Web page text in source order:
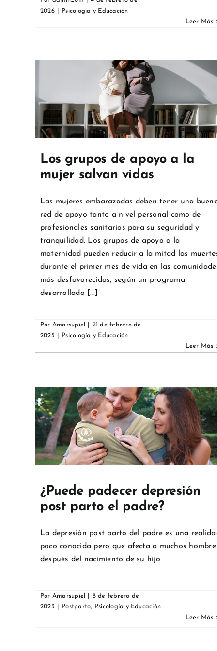
2026
Psicología y Educación
Los grupos de apoyo a la
mujer salvan vidas
Las mujeres embarazadas deben tener una
red de apoyo tanto a nivel personal como de
profesionales sanitarios para su seguridad y
tranquilidad. Los grupos de apoyo a la
maternidad pueden reducir a la mitad las
durante el primer mes de vida en las
más desfavorecidas, según un programa
desarrollado [...]
Por Amarsupiel
21 de febrero de
2025
Psicología y Educación
Cómo detectar la depresión
infantil
Crianza Psicología y Educación
¿Puede padecer depresión
post parto el padre?
La depresión post parto del padre es una
poco conocida pero que afecta a muchos
después del nacimiento de su hijo
Por Amarsupiel
8 de febrero de
2023
Postparto, Psicología y Educación
Claves Montessori para un
hogar feliz
Crianza Psicología y Educación